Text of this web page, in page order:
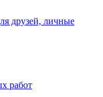
друзей, личные
работ